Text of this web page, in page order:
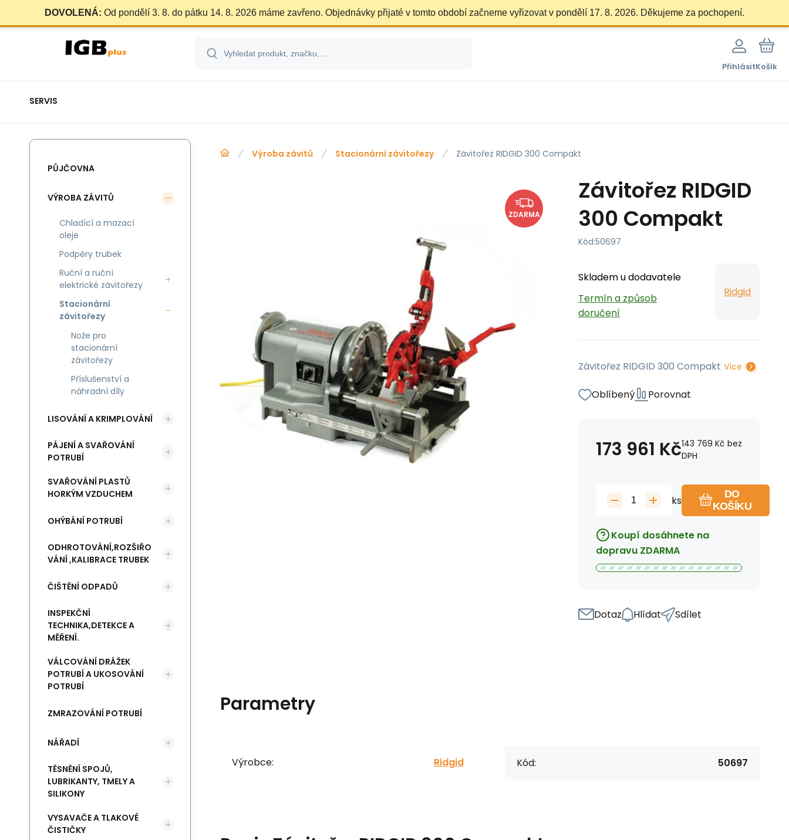
DOVOLENÁ: Od pondělí 3. 8. do pátku 14. 8. 2026 máme zavřeno. Objednávky přijaté v tomto období začneme vyřizovat v pondělí 17. 8. 2026. Děkujeme za pochopení.
PřihlásitKošík
SERVIS
Výroba závitů Stacionární závitořezy Závitořez RIDGID 300 Compakt
ZDARMA
Závitořez RIDGID
300 Compakt
Kód:50697
Skladem u dodavatele
Termín a způsob
doručení
Ridgid
Závitořez RIDGID 300 Compakt Více
Oblíbený Porovnat
173 961 Kč143 769 Kč bez
DPH
ks
DO
KOŠÍKU
Koupí dosáhnete na
dopravu ZDARMA
Dotaz Hlídat Sdílet
Parametry
Výrobce: Ridgid Kód: 50697
PŮJČOVNA
VÝROBA ZÁVITŮ
Chladící a mazací
oleje
Podpěry trubek
Ruční a ruční
elektrické závitořezy
Stacionární
závitořezy
Nože pro
stacionární
závitořezy
Příslušenství a
náhradní díly
LISOVÁNÍ A KRIMPLOVÁNÍ
PÁJENÍ A SVAŘOVÁNÍ
POTRUBÍ
SVAŘOVÁNÍ PLASTŮ
HORKÝM VZDUCHEM
OHÝBÁNÍ POTRUBÍ
ODHROTOVÁNÍ,ROZŠIŘO
VÁNÍ ,KALIBRACE TRUBEK
ČIŠTĚNÍ ODPADŮ
INSPEKČNÍ
TECHNIKA,DETEKCE A
MĚŘENÍ.
VÁLCOVÁNÍ DRÁŽEK
POTRUBÍ A UKOSOVÁNÍ
POTRUBÍ
ZMRAZOVÁNÍ POTRUBÍ
NÁŘADÍ
TĚSNĚNÍ SPOJŮ,
LUBRIKANTY, TMELY A
SILIKONY
VYSAVAČE A TLAKOVÉ
ČISTIČKY